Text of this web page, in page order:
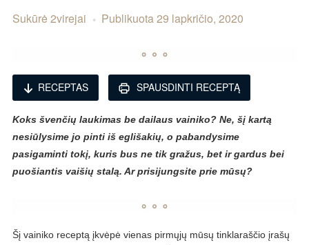
Sukūrė 2virejai Publikuota29 lapkričio, 2020
RECEPTAS SPAUSDINTI RECEPTĄ
Koks švenčių laukimas be dailaus vainiko? Ne, šį kartą
nesiūlysime jo pinti iš eglišakių, o pabandysime
pasigaminti tokį, kuris bus ne tik gražus, bet ir gardus bei
puošiantis vaišių stalą. Ar prisijungsite prie mūsų?
Šį vainiko receptą įkvėpė vienas pirmųjų mūsų tinklaraščio įrašų